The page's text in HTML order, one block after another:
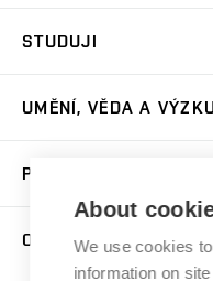
Přijímačky
Dny otevřených dveří
Přípravné kurzy
Studium bez bariér
Katedra teorií a dějin
STUDUJI
Časový plán studia
Studijní předpisy a
Studium a stáže v
UMĚNÍ, VĚDA A
Publikační činnost
Projekty
PRO VEŘEJNOST
Letní školy a semestrální
Nakladatelská a
O FAKULTĚ
About
We use cookies
information on